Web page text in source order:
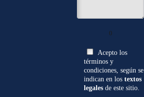
0
Acepto los
términos y
condiciones, según se
indican en lostextos
legales de este sitio.